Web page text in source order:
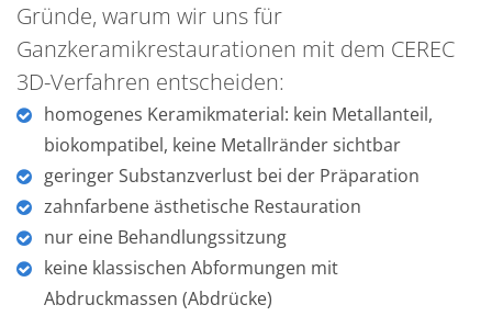
Gründe, warum wir uns für
Ganzkeramikrestaurationen mit dem CEREC
3D-Verfahren entscheiden:
homogenes Keramikmaterial: kein Metallanteil,
biokompatibel, keine Metallränder sichtbar
geringer Substanzverlust bei der Präparation
zahnfarbene ästhetische Restauration
nur eine Behandlungssitzung
keine klassischen Abformungen mit
Abdruckmassen (Abdrücke)